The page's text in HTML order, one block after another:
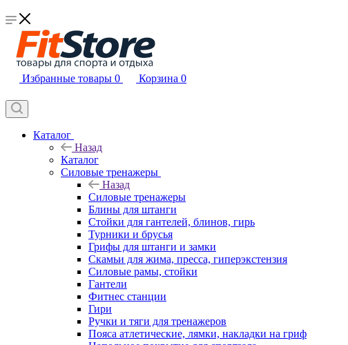
Избранные товары 0 Корзина 0
Каталог
Назад
Каталог
Силовые тренажеры
Назад
Силовые тренажеры
Блины для штанги
Стойки для гантелей, блинов, гирь
Турники и брусья
Грифы для штанги и замки
Скамьи для жима, пресса, гиперэкстензия
Силовые рамы, стойки
Гантели
Фитнес станции
Гири
Ручки и тяги для тренажеров
Пояса атлетические, лямки, накладки на гриф